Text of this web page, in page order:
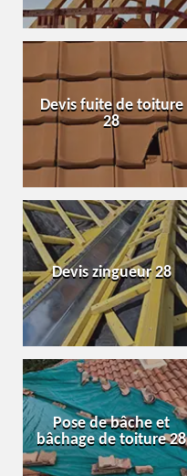
Devis fuite de toiture
28
Devis zingueur 28
Pose de bâche et
bâchage de toiture 28